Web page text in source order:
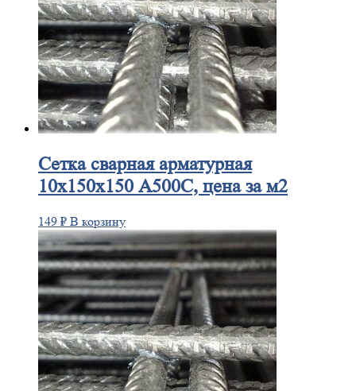
Сеткасварная арматурная
10х150х150 А500С, цена за м2
149 ₽ В корзину